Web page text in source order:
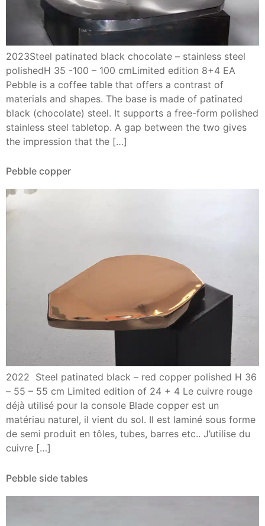
2023Steel patinated black chocolate – stainless steel
polishedH 35 -100 – 100 cmLimited edition 8+4 EA
Pebble is a coffee table that offers a contrast of
materials and shapes. The base is made of patinated
black (chocolate) steel. It supports a free-form polished
stainless steel tabletop. A gap between the two gives
the impression that the […]
Pebble copper
2022 Steel patinated black – red copper polished H 36
– 55 – 55 cm Limited edition of 24 + 4 Le cuivre rouge
déjà utilisé pour la console Blade copper est un
matériau naturel, il vient du sol. Il est laminé sous forme
de semi produit en tôles, tubes, barres etc.. J’utilise du
cuivre […]
Pebble side tables